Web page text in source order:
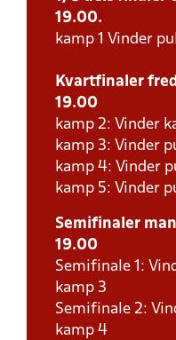
19.00.
kamp 1 Vinder
Kvartfinaler
19.00
kamp 2: Vinder
kamp 3: Vinder
kamp 4: Vinder
kamp 5: Vinder
Semifinaler
19.00
Semifinale 1:
kamp 3
Semifinale 2:
kamp 4